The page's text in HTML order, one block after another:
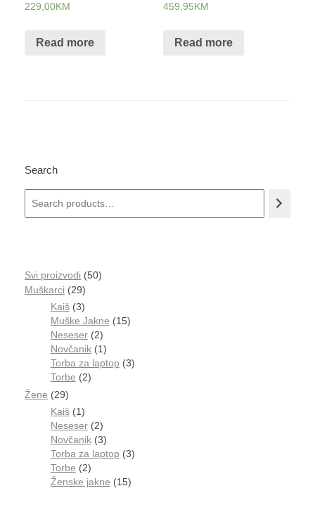
229,00KM
Read more
459,95 KM
Read more
Search
Svi proizvodi
50
Muškarci
29
Kaiš 3
Muške Jakne
15
Neseser 2
Novčanik 1
Torba za laptop
3
Torbe
2
Žene 29
Kaiš 1
Neseser 2
Novčanik 3
Torba za laptop
3
Torbe
2
Ženske jakne
15